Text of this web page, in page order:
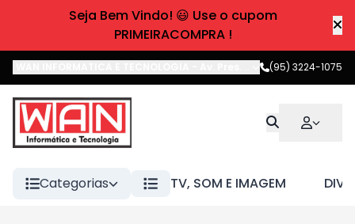
Seja Bem Vindo! 😃 Use o cupom
PRIMEIRACOMPRA !
Av. Pres. Castelo Branco,Boa
(95) 3224-1075
Categorias TV, SOM E IMAGEM